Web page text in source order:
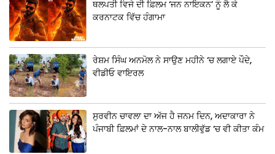
ਥਲਪਤੀ ਵਿਜੇ ਦੀ ਫ਼ਿਲਮ ‘ਜਨ ਨਾਇਕਨ’ ਨੂੰ ਲੈ ਕੇ
ਕਰਨਾਟਕ ਵਿੱਚ ਹੰਗਾਮਾ
ਰੇਸ਼ਮ ਸਿੰਘ ਅਨਮੋਲ ਨੇ ਸਾਉਣ ਮਹੀਨੇ ‘ਚ ਲਗਾਏ ਪੌਦੇ,
ਵੀਡੀਓ ਵਾਇਰਲ
ਸੁਰਵੀਨ ਚਾਵਲਾ ਦਾ ਅੱਜ ਹੈ ਜਨਮ ਦਿਨ, ਅਦਾਕਾਰਾ ਨੇ
ਪੰਜਾਬੀ ਫ਼ਿਲਮਾਂ ਦੇ ਨਾਲ-ਨਾਲ ਬਾਲੀਵੁੱਡ ‘ਚ ਵੀ ਕੀਤਾ ਕੰਮ